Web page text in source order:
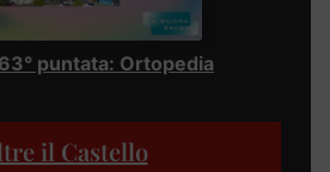
puntata: Ortopedia
il Castello